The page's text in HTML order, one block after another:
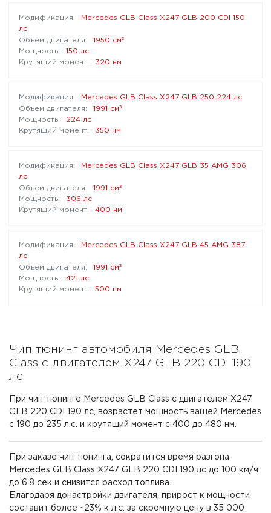
Mercedes GLB Class X247 GLB 200 CDI 150
лс
1950 см³
150 лс
320 нм
Mercedes GLB Class X247 GLB 250 224 лс
1991 см³
224 лс
350 нм
Mercedes GLB Class X247 GLB 35 AMG 306
лс
1991 см³
306 лс
400 нм
Mercedes GLB Class X247 GLB 45 AMG 387
лс
1991 см³
421 лс
500 нм
Чип тюнинг автомобиля Mercedes GLB
Class с двигателем X247 GLB 220 CDI 190
лс
При чип тюнинге Mercedes GLB Class с двигателем X247
GLB 220 CDI 190 лс, возрастет мощность вашей Mercedes
с 190 до 235 л.с. и крутящий момент с 400 до 480 нм.
При заказе чип тюнинга, сократится время разгона
Mercedes GLB Class X247 GLB 220 CDI 190 лс до 100 км/ч
до 6.8 сек и снизится расход топлива.
Благодаря донастройки двигателя, прирост к мощности
составит более ~23% к л.с. за скромную цену в 35 000